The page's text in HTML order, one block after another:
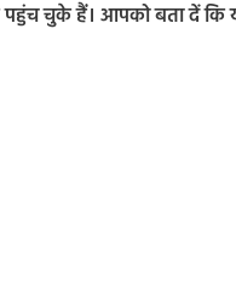
चुके हैं। आपको बता दें